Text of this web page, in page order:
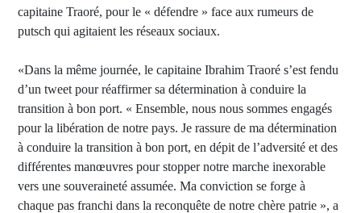
capitaine Traoré, pour le « défendre » face aux rumeurs de
putsch qui agitaient les réseaux sociaux.
«Dans la même journée, le capitaine Ibrahim Traoré s’est fendu
d’un tweet pour réaffirmer sa détermination à conduire la
transition à bon port. « Ensemble, nous nous sommes engagés
pour la libération de notre pays. Je rassure de ma détermination
à conduire la transition à bon port, en dépit de l’adversité et des
différentes manœuvres pour stopper notre marche inexorable
vers une souveraineté assumée. Ma conviction se forge à
chaque pas franchi dans la reconquête de notre chère patrie », a